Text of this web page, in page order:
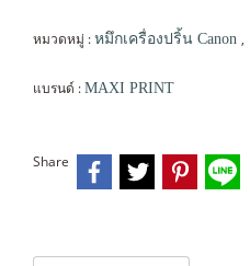
หมวดหมู่ : หมึกเครื่องปริ้น Canon ,
แบรนด์ : MAXI PRINT
Share